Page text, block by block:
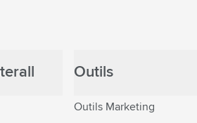
Outils
Outils Marketing